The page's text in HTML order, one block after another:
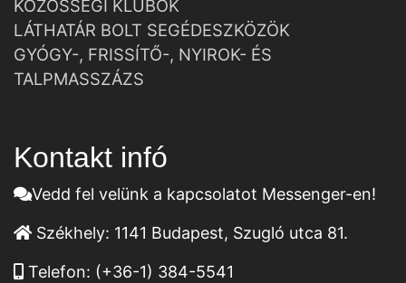
KÖZÖSSÉGI KLUBOK
LÁTHATÁR BOLT SEGÉDESZKÖZÖK
GYÓGY-, FRISSÍTŐ-, NYIROK- ÉS
TALPMASSZÁZS
Kontakt infó
Vedd fel velünk a kapcsolatot Messenger-en!
Székhely: 1141 Budapest, Szugló utca 81.
Telefon: (+36-1) 384-5541